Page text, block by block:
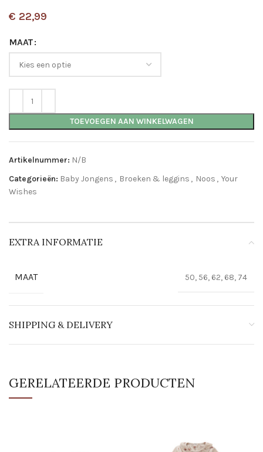
€ 22,99
MAAT
TOEVOEGEN AAN WINKELWAGEN
Artikelnummer: N/B
Categorieën: Baby Jongens , Broeken & leggins , Noos , Your
Wishes
EXTRA INFORMATIE
MAAT 50, 56, 62, 68, 74
SHIPPING & DELIVERY
GERELATEERDE PRODUCTEN